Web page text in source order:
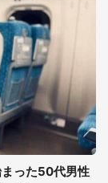
った50代男性